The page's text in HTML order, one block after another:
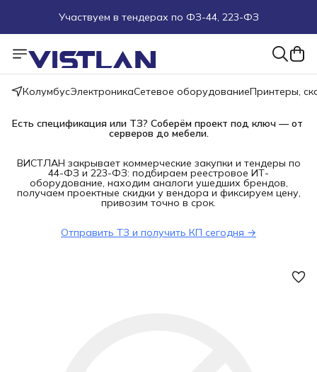
Участвуем в тендерах по ФЗ-44, 223-ФЗ
Поможем подобрать оборудование под ТЗ
Пришлите запрос на e-mail или в чат
КолумбусЭлектроникаСетевое оборудованиеПринтеры,
Есть спецификация или ТЗ? Соберём проект под ключ — от
серверов до мебели.
ВИСТЛАН закрывает коммерческие закупки и тендеры по
44-ФЗ и 223-ФЗ: подбираем реестровое ИТ-
оборудование, находим аналоги ушедших брендов,
получаем проектные скидки у вендора и фиксируем цену,
привозим точно в срок.
Отправить ТЗ и получить КП сегодня →